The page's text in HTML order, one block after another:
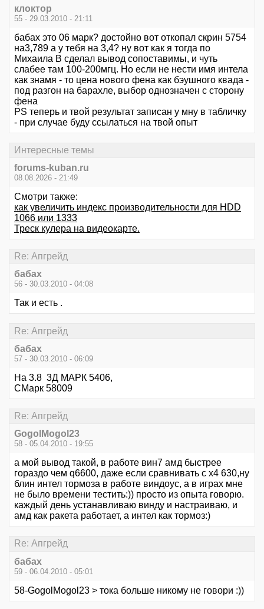
клоктор
55 - 29.03.2010 - 21:11
бабах это 06 марк? достойно вот откопал скрин 5754
на3,789 а у тебя на 3,4? ну вот как я тогда по
Михаила В сделал вывод сопоставимы, и чуть
слабее там 100-200мгц. Но если не нести имя интела
как знамя - то цена нового фена как бэушного квада -
под разгон на барахле, выбор однозначен с сторону
фена
PS теперь и твой результат записан у мну в табличку
- при случае буду ссылаться на твой опыт
Интересные темы
forums-kuban.ru
08.08.2026 - 21:49
Смотри также:
как увеличить индекс производительности для HDD
1066 или 1333
Треск кулера на видеокарте.
Re: Апгрейд
бабах
56 - 30.03.2010 - 04:08
Так и есть .
Re: Апгрейд
бабах
57 - 30.03.2010 - 06:09
На 3.8 3Д МАРК 5406,
СМарк 58009
Re: Апгрейд
GogolMogol23
58 - 05.04.2010 - 19:55
а мой вывод такой, в работе вин7 амд быстрее
гораздо чем q6600, даже если сравнивать с x4 630,ну
блин интел тормоза в работе виндоус, а в играх мне
не было времени тестить:)) просто из опыта говорю.
каждый день устанавливаю винду и настраиваю, и
амд как ракета работает, а интел как тормоз:)
Re: Апгрейд
бабах
59 - 06.04.2010 - 05:01
58-GogolMogol23 > тока больше никому не говори :))